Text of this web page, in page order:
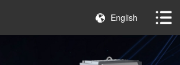
English